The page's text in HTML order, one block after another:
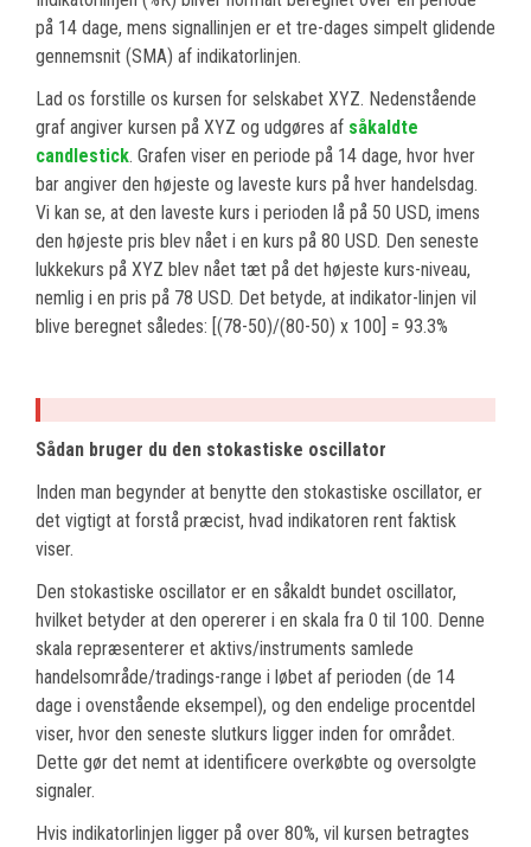
på 14 dage, mens signallinjen er et tre-dages simpelt glidende
gennemsnit (SMA) af indikatorlinjen.
Lad os forstille os kursen for selskabet XYZ. Nedenstående
graf angiver kursen på XYZ og udgøres af såkaldte
candlestick. Grafen viser en periode på 14 dage, hvor hver
bar angiver den højeste og laveste kurs på hver handelsdag.
Vi kan se, at den laveste kurs i perioden lå på 50 USD, imens
den højeste pris blev nået i en kurs på 80 USD. Den seneste
lukkekurs på XYZ blev nået tæt på det højeste kurs-niveau,
nemlig i en pris på 78 USD. Det betyde, at indikator-linjen vil
blive beregnet således: [(78-50)/(80-50) x 100] = 93.3%
Sådan bruger du den stokastiske oscillator
Inden man begynder at benytte den stokastiske oscillator, er
det vigtigt at forstå præcist, hvad indikatoren rent faktisk
viser.
Den stokastiske oscillator er en såkaldt bundet oscillator,
hvilket betyder at den opererer i en skala fra 0 til 100. Denne
skala repræsenterer et aktivs/instruments samlede
handelsområde/tradings-range i løbet af perioden (de 14
dage i ovenstående eksempel), og den endelige procentdel
viser, hvor den seneste slutkurs ligger inden for området.
Dette gør det nemt at identificere overkøbte og oversolgte
signaler.
Hvis indikatorlinjen ligger på over 80%, vil kursen betragtes